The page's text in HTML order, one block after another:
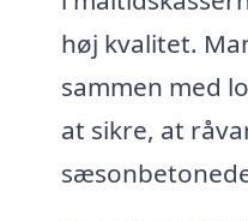
høj kvalitet.
sammen med
at sikre, at